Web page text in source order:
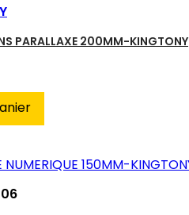
PARALLAXE 200MM-KINGTONY